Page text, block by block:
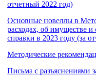
отчетный 2022 год)
Основные новеллы в
расходах, об имуществе
справки в 2023 году (за
Методические
Письма с разъяснениями